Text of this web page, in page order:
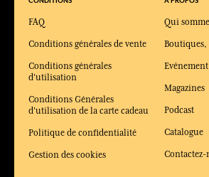
FAQ
Conditions générales de vente
Conditions générales
d'utilisation
Conditions Générales
d'utilisation de la carte cadeau
Politique de confidentialité
Gestion des cookies
Qui
Boutiques,
Evénement
Magazines
Podcast
Catalogue
Contactez-